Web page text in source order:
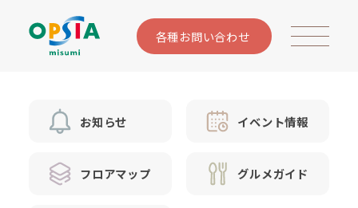
各種お問い合わせ
お知らせ イベント情報
フロアマップ グルメガイド